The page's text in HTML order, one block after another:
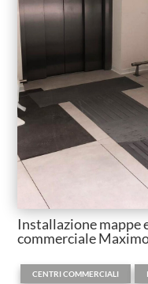
Installazione
commerciale
CENTRI COMMERCIALI
,